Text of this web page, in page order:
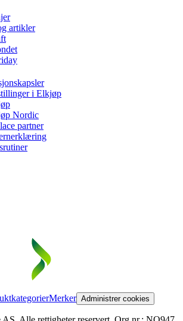
artikler
i Elkjøp
Nordic
partner
Merker Administrer cookies